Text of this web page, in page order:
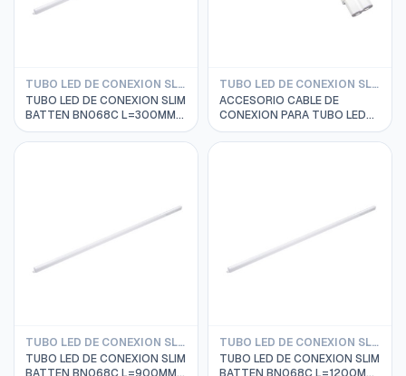
TUBO LED DE CONEXION SLIM BATTEN PHILIPS
TUBO LED DE CONEXION SLIM
BATTEN BN068C L=300MM
3W 4000K 220-240VAC
20000HRS PHILIPS
TUBO LED DE CONEXION SLIM BATTEN PHILIPS
ACCESORIO CABLE DE
CONEXION PARA TUBO LED
DE SLIM BATTEN BN068C
PHILIPS 91140159130
TUBO LED DE CONEXION SLIM BATTEN PHILIPS
TUBO LED DE CONEXION SLIM
TUBO LED DE CONEXION SLIM BATTEN PHILIPS
TUBO LED DE CONEXION SLIM